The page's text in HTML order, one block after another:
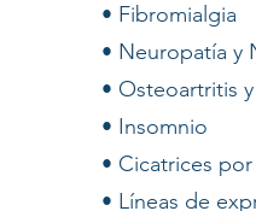
• Fibromialgia
• Neuropatía y
• Osteoartritis
• Insomnio
• Cicatrices
• Líneas de